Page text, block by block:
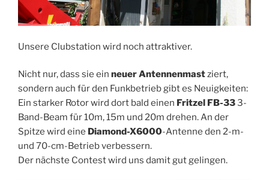
Unsere Clubstation wird noch attraktiver.
Nicht nur, dass sie ein neuer Antennenmastziert,
sondern auch für den Funkbetrieb gibt es Neuigkeiten:
Ein starker Rotor wird dort bald einen Fritzel FB-333-
Band-Beam für 10m, 15m und 20m drehen. An der
Spitze wird eine Diamond-X6000-Antenne den 2-m-
und 70-cm-Betrieb verbessern.
Der nächste Contest wird uns damit gut gelingen.